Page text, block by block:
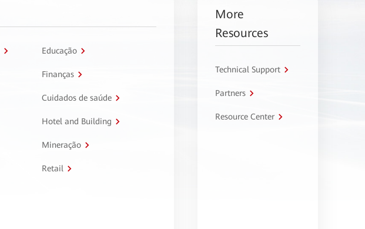
Educação
Finanças
Cuidados de saúde
Hotel and Building
Mineração
Retail
More
Resources
Technical Support
Partners
Resource Center